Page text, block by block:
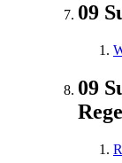
09
09